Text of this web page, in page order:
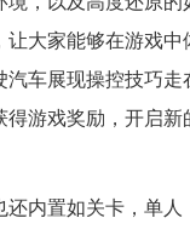
大家能够在游戏
车展现操控技巧
游戏奖励，开启
内置如关卡，单